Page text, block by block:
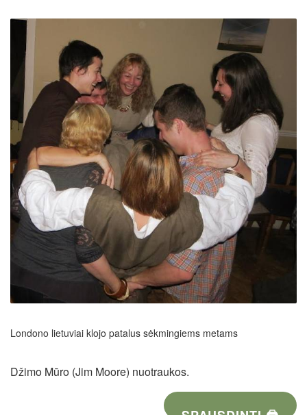
Londono lietuviai klojo patalus sėkmingiems metams
Džimo Mūro (Jim Moore) nuotraukos.